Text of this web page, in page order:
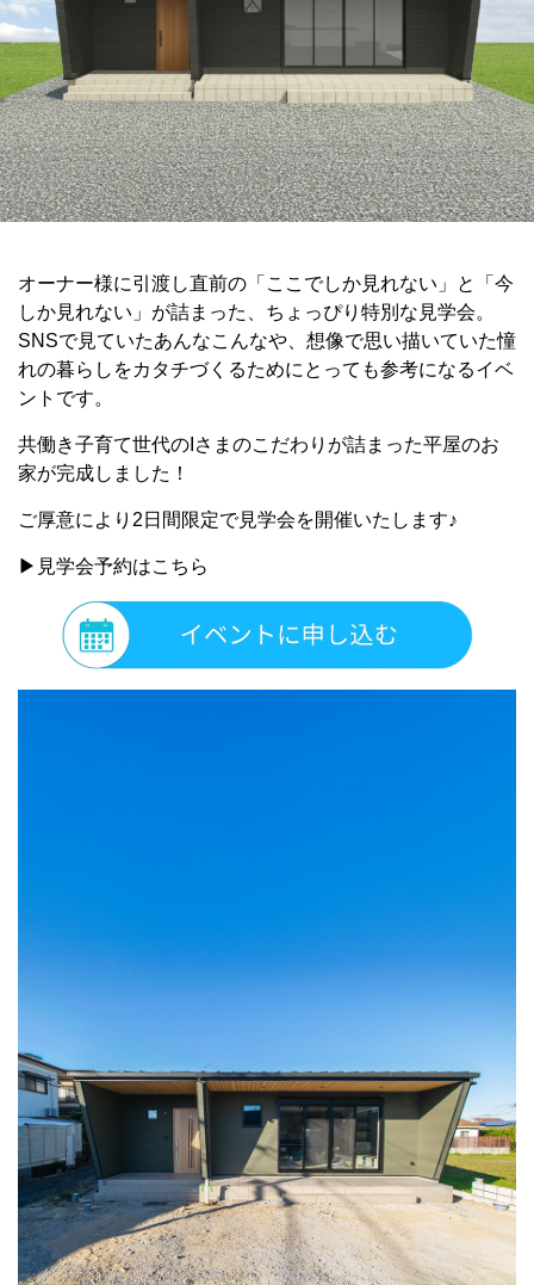
オーナー様に引渡し直前の「ここでしか見れない」と「今
しか見れない」が詰まった、ちょっぴり特別な見学会。
SNSで見ていたあんなこんなや、想像で思い描いていた憧
れの暮らしをカタチづくるためにとっても参考になるイベ
ントです。
共働き子育て世代のIさまのこだわりが詰まった平屋のお
家が完成しました！
ご厚意により2日間限定で見学会を開催いたします♪
▶見学会予約はこちら